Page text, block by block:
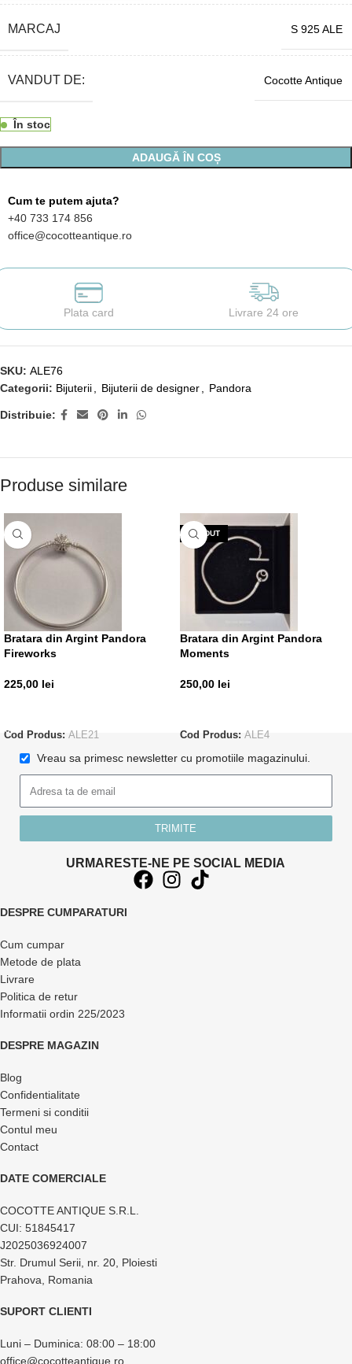
MARCAJ S 925 ALE
VANDUT DE: Cocotte Antique
În stoc
ADAUGĂ ÎN COȘ
Cum te putem ajuta?
+40 733 174 856
office@cocotteantique.ro
Plata card Livrare 24 ore
SKU: ALE76
Categorii: Bijuterii Bijuterii de designer Pandora
Distribuie:
Produse similare
Bratara din Argint Pandora
Fireworks
225,00 lei
Cod Produs: ALE21
VÂNDUT
Bratara din Argint Pandora
Moments
250,00 lei
Cod Produs: ALE4
Vreau sa primesc newsletter cu promotiile magazinului.
TRIMITE
URMARESTE-NE PE SOCIAL MEDIA
DESPRE CUMPARATURI
Cum cumpar
Metode de plata
Livrare
Politica de retur
Informatii ordin 225/2023
DESPRE MAGAZIN
Blog
Confidentialitate
Termeni si conditii
Contul meu
Contact
DATE COMERCIALE
COCOTTE ANTIQUE S.R.L.
CUI: 51845417
J2025036924007
Str. Drumul Serii, nr. 20, Ploiesti
Prahova, Romania
SUPORT CLIENTI
Luni – Duminica: 08:00 – 18:00
office@cocotteantique.ro